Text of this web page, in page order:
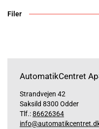
Filer
AutomatikCentret
Strandvejen 42
Saksild 8300 Odder
Tlf.:86626364